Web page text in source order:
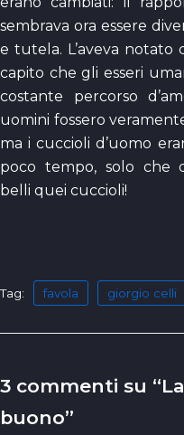
sembrava ora essere
e tutela. L’aveva notato
capito che gli esseri
costante percorso
uomini fossero
ma i cuccioli d’uomo
poco tempo, solo che
belli quei cuccioli!
Tag: favola giorgio celli
3 commenti su
buono”